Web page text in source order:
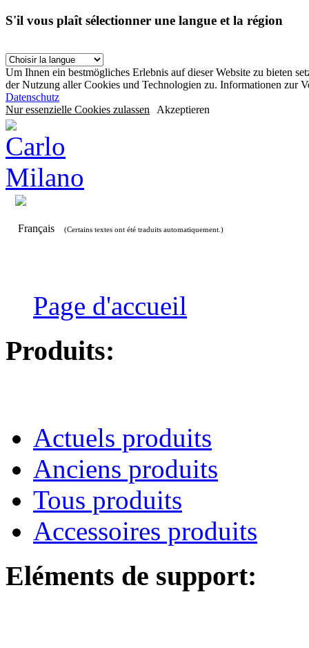
S'il vous plaît sélectionner une langue et la région
Um Ihnen ein bestmögliches Erlebnis auf dieser Website zu bieten
der Nutzung aller Cookies und Technologien zu. Informationen zur
Datenschutz
Nur essenzielle Cookies zulassen Akzeptieren
Français (Certains textes ont été traduits automatiquement.)
Page d'accueil
Produits:
Actuels produits
Anciens produits
Tous produits
Accessoires produits
Eléments de support: